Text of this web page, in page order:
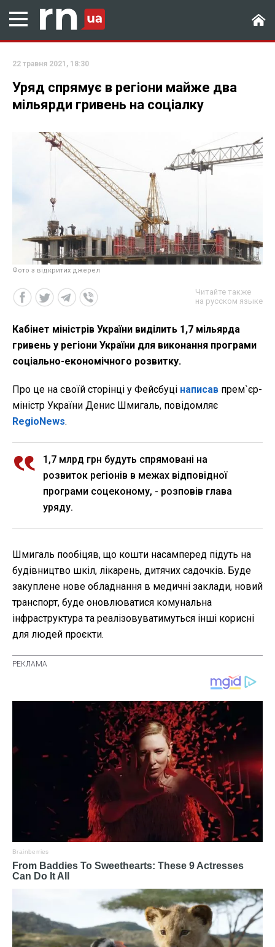
22 травня 2021, 18:30
Уряд спрямує в регіони майже два
мільярди гривень на соціалку
Фото з відкритих джерел
Читайте также
на русском языке
Кабінет міністрів України виділить 1,7 мільярда
гривень у регіони України для виконання програми
соціально-економічного розвитку.
Про це на своїй сторінці у Фейсбуці написав прем`єр-
міністр України Денис Шмигаль, повідомляє
RegioNews.
1,7 млрд грн будуть спрямовані на
розвиток регіонів в межах відповідної
програми соцеконому, - розповів глава
уряду.
Шмигаль пообіцяв, що кошти насамперед підуть на
будівництво шкіл, лікарень, дитячих садочків. Буде
закуплене нове обладнання в медичні заклади, новий
транспорт, буде оновлюватися комунальна
інфраструктура та реалізовуватимуться інші корисні
для людей проєкти.